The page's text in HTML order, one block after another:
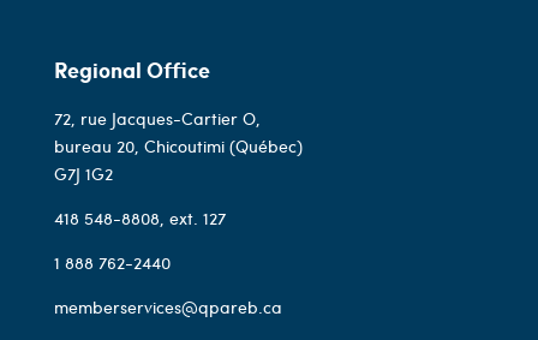
Regional Office
72, rue Jacques-Cartier O,
bureau 20, Chicoutimi (Québec)
G7J 1G2
418 548-8808, ext. 127
1 888 762-2440
memberservices@qpareb.ca